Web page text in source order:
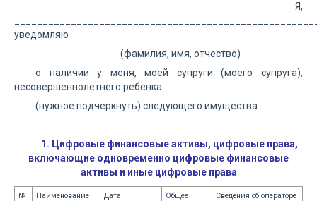
Я,
уведомляю
(фамилия, имя, отчество)
о наличии у меня, моей супруги (моего супруга),
несовершеннолетнего ребенка
(нужное подчеркнуть) следующего имущества:
1. Цифровые финансовые активы, цифровые права,
включающие одновременно цифровые финансовые
активы и иные цифровые права
№
Наименование
Дата
Общее
Сведения об операторе